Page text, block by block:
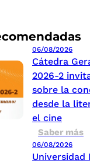
06/08/2026
Cátedra
2026-2
sobre la
desde la
el cine
Saber más
06/08/2026